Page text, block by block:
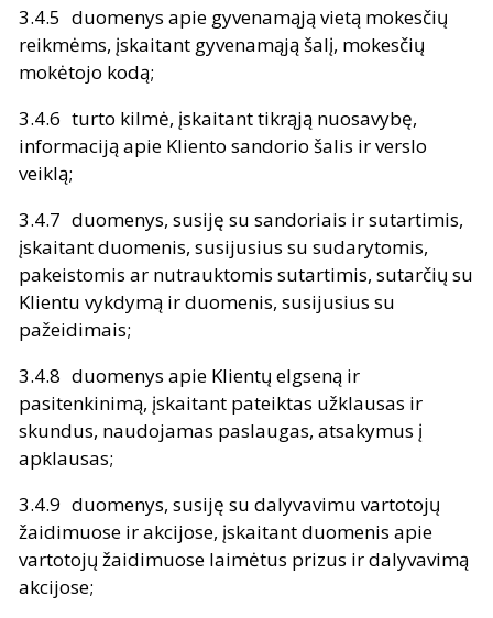
duomenys apie gyvenamąją vietą mokesčių
reikmėms, įskaitant gyvenamąją šalį, mokesčių
mokėtojo kodą;
turto kilmė, įskaitant tikrąją nuosavybę,
informaciją apie Kliento sandorio šalis ir verslo
veiklą;
duomenys, susiję su sandoriais ir sutartimis,
įskaitant duomenis, susijusius su sudarytomis,
pakeistomis ar nutrauktomis sutartimis, sutarčių su
Klientu vykdymą ir duomenis, susijusius su
pažeidimais;
duomenys apie Klientų elgseną ir
pasitenkinimą, įskaitant pateiktas užklausas ir
skundus, naudojamas paslaugas, atsakymus į
apklausas;
duomenys, susiję su dalyvavimu vartotojų
žaidimuose ir akcijose, įskaitant duomenis apie
vartotojų žaidimuose laimėtus prizus ir dalyvavimą
akcijose;